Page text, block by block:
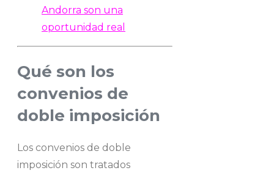
Andorra son una
oportunidad real
Qué son los
convenios de
doble imposición
Los convenios de doble
imposición son tratados